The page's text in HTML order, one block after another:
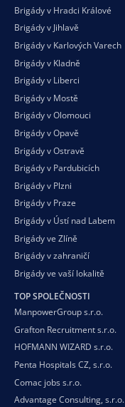
Brigády v Hradci Králové
Brigády v Jihlavě
Brigády v Karlových Varech
Brigády v Kladně
Brigády v Liberci
Brigády v Mostě
Brigády v Olomouci
Brigády v Opavě
Brigády v Ostravě
Brigády v Pardubicích
Brigády v Plzni
Brigády v Praze
Brigády v Ústí nad Labem
Brigády ve Zlíně
Brigády v zahraničí
Brigády ve vaší lokalitě
TOP SPOLEČNOSTI
ManpowerGroup s.r.o.
Grafton Recruitment s.r.o.
HOFMANN WIZARD s.r.o.
Penta Hospitals CZ, s.r.o.
Comac jobs s.r.o.
Advantage Consulting, s.r.o.